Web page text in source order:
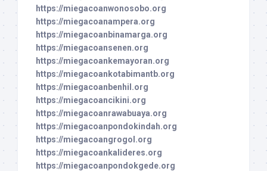
https://miegacoanwonosobo.org
https://miegacoanampera.org
https://miegacoanbinamarga.org
https://miegacoansenen.org
https://miegacoankemayoran.org
https://miegacoankotabimantb.org
https://miegacoanbenhil.org
https://miegacoancikini.org
https://miegacoanrawabuaya.org
https://miegacoanpondokindah.org
https://miegacoangrogol.org
https://miegacoankalideres.org
https://miegacoanpondokgede.org